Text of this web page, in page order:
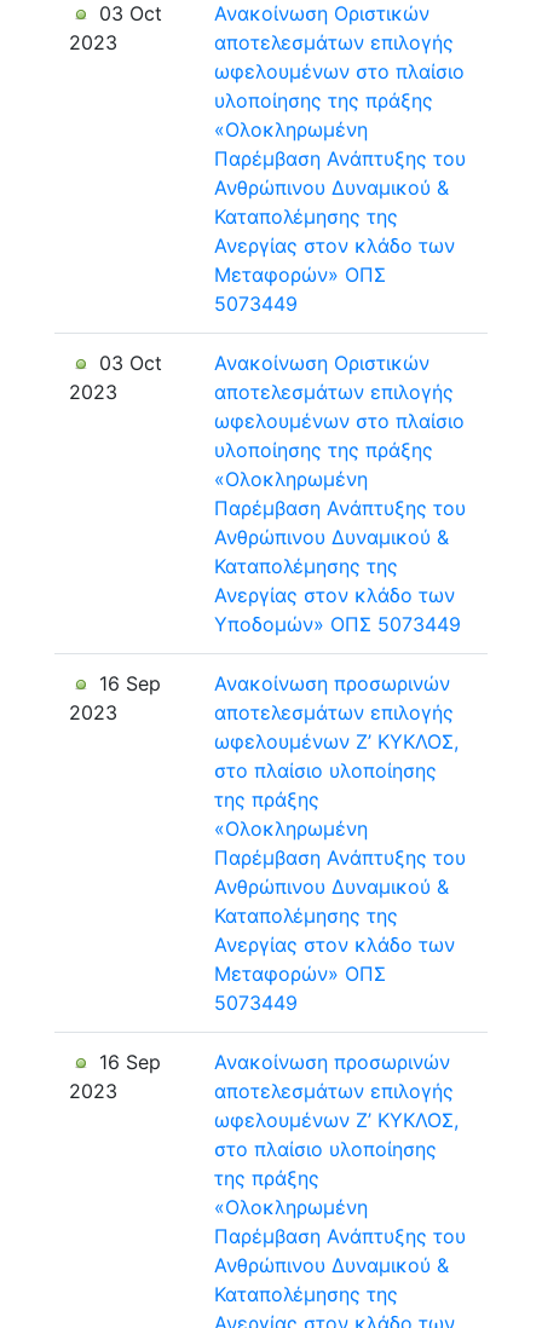
03 Oct
2023
Ανακοίνωση Οριστικών
αποτελεσμάτων επιλογής
ωφελουμένων στο πλαίσιο
υλοποίησης της πράξης
«Ολοκληρωμένη
Παρέμβαση Ανάπτυξης του
Ανθρώπινου Δυναμικού &
Καταπολέμησης της
Ανεργίας στον κλάδο των
Μεταφορών» ΟΠΣ
5073449
03 Oct
2023
Ανακοίνωση Οριστικών
αποτελεσμάτων επιλογής
ωφελουμένων στο πλαίσιο
υλοποίησης της πράξης
«Ολοκληρωμένη
Παρέμβαση Ανάπτυξης του
Ανθρώπινου Δυναμικού &
Καταπολέμησης της
Ανεργίας στον κλάδο των
Υποδομών» ΟΠΣ 5073449
16 Sep
2023
Ανακοίνωση προσωρινών
αποτελεσμάτων επιλογής
ωφελουμένων Ζ’ ΚΥΚΛΟΣ,
στο πλαίσιο υλοποίησης
της πράξης
«Ολοκληρωμένη
Παρέμβαση Ανάπτυξης του
Ανθρώπινου Δυναμικού &
Καταπολέμησης της
Ανεργίας στον κλάδο των
Μεταφορών» ΟΠΣ
5073449
16 Sep
2023
Ανακοίνωση προσωρινών
αποτελεσμάτων επιλογής
ωφελουμένων Ζ’ ΚΥΚΛΟΣ,
στο πλαίσιο υλοποίησης
της πράξης
«Ολοκληρωμένη
Παρέμβαση Ανάπτυξης του
Ανθρώπινου Δυναμικού &
Καταπολέμησης της
Ανεργίας στον κλάδο των